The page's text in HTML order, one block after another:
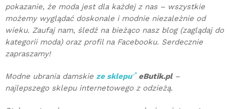
pokazanie, że moda jest dla każdej z nas – wszystkie
możemy wyglądać doskonale i modnie niezależnie od
wieku. Zaufaj nam, śledź na bieżąco nasz blog (zaglądaj do
kategorii moda) oraz profil na Facebooku. Serdecznie
zapraszamy!
Modne ubrania damskie ze sklepu eButik.pl–
najlepszego sklepu internetowego z odzieżą.